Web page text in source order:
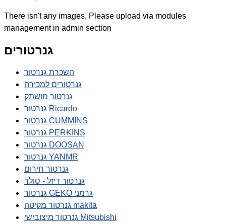
There isn't any images, Please upload via modules
management in admin section
גנרטורים
השכרת גנרטור
גנרטורים למכירה
גנרטור מושתק
גנרטור Ricardo
גנרטור CUMMINS
גנרטור PERKINS
גנרטור DOOSAN
גנרטור YANMR
גנרטור חירום
גנרטור דיזל - סולר
גנרטור GEKO גרמני
גנרטור מקיטה makita
גנרטור מיצובישי Mitsubishi